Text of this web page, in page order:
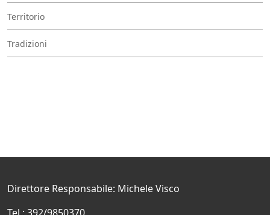
Territorio
Tradizioni
Direttore Responsabile: Michele Visco